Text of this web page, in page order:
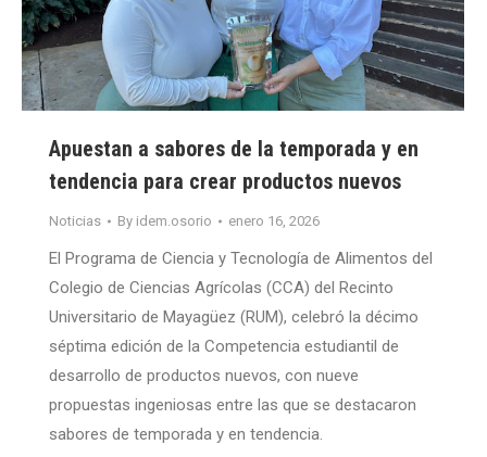
Apuestan a sabores de la temporada y en
tendencia para crear productos nuevos
Noticias By idem.osorio enero 16, 2026
El Programa de Ciencia y Tecnología de Alimentos del
Colegio de Ciencias Agrícolas (CCA) del Recinto
Universitario de Mayagüez (RUM), celebró la décimo
séptima edición de la Competencia estudiantil de
desarrollo de productos nuevos, con nueve
propuestas ingeniosas entre las que se destacaron
sabores de temporada y en tendencia.